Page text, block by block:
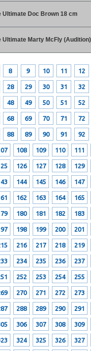
Doc Brown 18 cm
Marty McFly
8 9 10 11 12
28 29 30 31 32
48 49 50 51 52
68 69 70 71 72
88 89 90 91 92
108 109 110 111
126 127 128 129
144 145 146 147
162 163 164 165
180 181 182 183
198 199 200 201
216 217 218 219
234 235 236 237
252 253 254 255
270 271 272 273
288 289 290 291
306 307 308 309
324 325 326 327